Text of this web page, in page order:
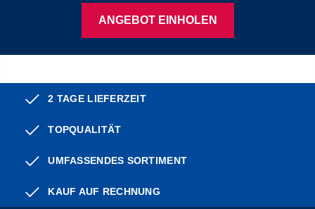
ANGEBOT EINHOLEN
2 TAGE LIEFERZEIT
TOPQUALITÄT
UMFASSENDES SORTIMENT
KAUF AUF RECHNUNG